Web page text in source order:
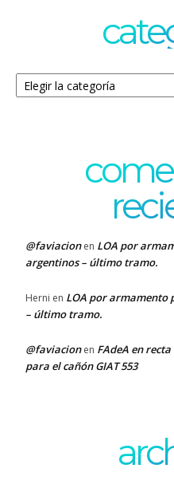
Categorías
@faviacionen LOA por
argentinos – último tramo.
Herni en LOA por armamento
– último tramo.
@faviacionen FAdeA en
para el cañón GIAT 553